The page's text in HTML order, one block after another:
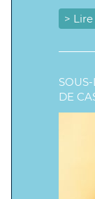
>
DE